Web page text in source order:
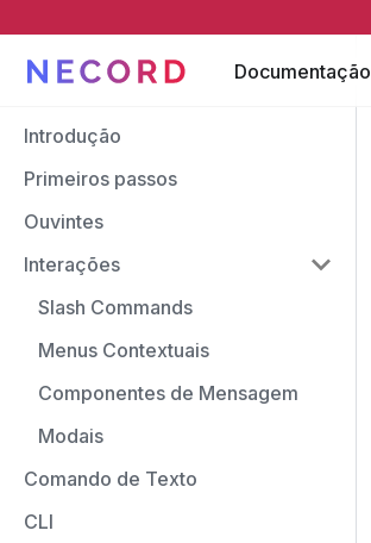
Documentação
Introdução
Primeiros passos
Ouvintes
Interações
Slash Commands
Menus Contextuais
Componentes de Mensagem
Modais
Comando de Texto
CLI